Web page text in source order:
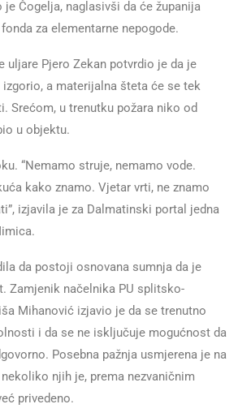
je Čogelja, naglasivši da će županija
za elementarne nepogode.
uljare Pjero Zekan potvrdio je da je
a materijalna šteta će se tek
Srećom, u trenutku požara niko od
u objektu.
“Nemamo struje, nemamo vode.
kako znamo. Vjetar vrti, ne znamo
izjavila je za Dalmatinski portal jedna
da postoji osnovana sumnja da je
Zamjenik načelnika PU splitsko-
Mihanović izjavio je da se trenutno
i da se ne isključuje mogućnost da
Posebna pažnja usmjerena je na
njih je, prema nezvaničnim
privedeno.